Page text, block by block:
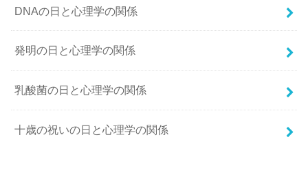
DNAの日と心理学の関係
発明の日と心理学の関係
乳酸菌の日と心理学の関係
十歳の祝いの日と心理学の関係